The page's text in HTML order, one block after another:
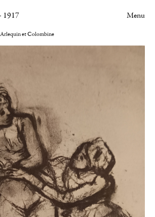
1917 Menu
Arlequin et Colombine